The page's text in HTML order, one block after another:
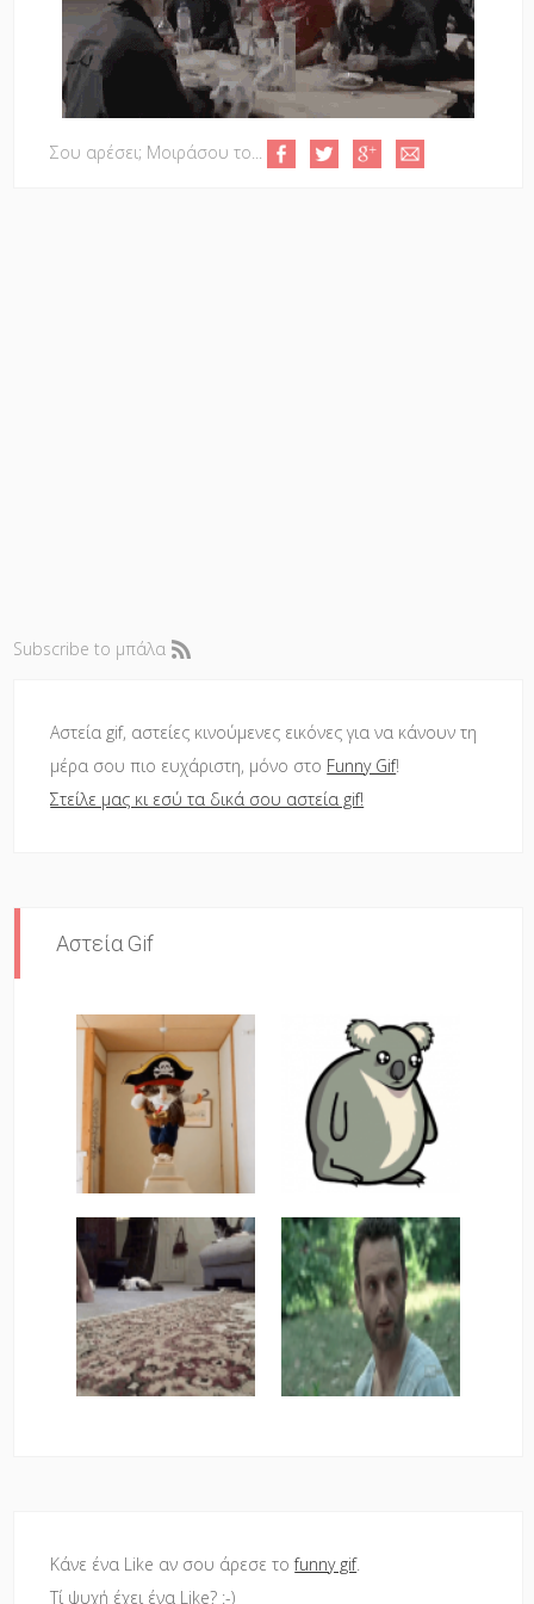
Σου αρέσει; Μοιράσου το...
Subscribe to μπάλα
Αστεία gif, αστείες κινούμενες εικόνες για να κάνουν τη
μέρα σου πιο ευχάριστη, μόνο στο Funny Gif!
Στείλε μας κι εσύ τα δικά σου αστεία gif!
Αστεία Gif
Κάνε ένα Like αν σου άρεσε τοfunny gif.
Τί ψυχή έχει ένα Like? :-)